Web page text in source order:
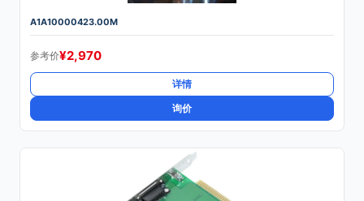
A1A10000423.00M
参考价¥2,970
详情
询价